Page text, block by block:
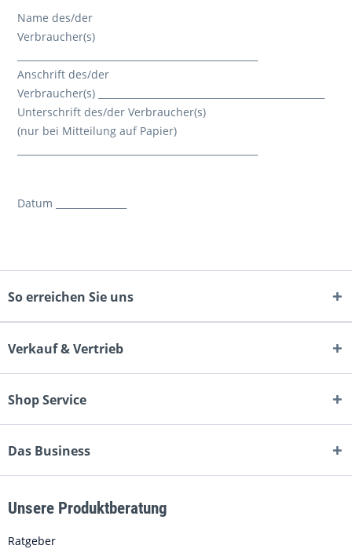
Name des/der
Verbraucher(s)
Anschrift des/der
Verbraucher(s) ________________________________________________
Unterschrift des/der Verbraucher(s)
(nur bei Mitteilung auf Papier)
Datum _______________
So erreichen Sie uns
Verkauf & Vertrieb
Shop Service
Das Business
Unsere Produktberatung
Ratgeber